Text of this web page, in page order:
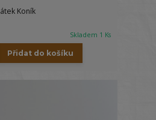
Koník
Skladem 1 Ks
Přidat do košíku